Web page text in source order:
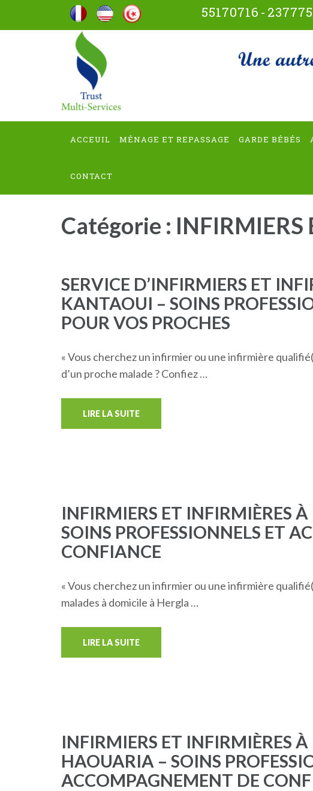
55170716 -
trust-
ACCEUIL MÉNAGE ET REPASSAGE GARDE BÉBÉS
CONTACT
Catégorie : INFIRMIERS
SERVICE D’INFIRMIERS ET
KANTAOUI – SOINS
POUR VOS PROCHES
« Vous cherchez un infirmier ou une infirmière
d’un proche malade ? Confiez …
LIRE LA SUITE
INFIRMIERS ET INFIRMIÈRES
SOINS PROFESSIONNELS ET
CONFIANCE
« Vous cherchez un infirmier ou une infirmière
malades à domicile à Hergla …
LIRE LA SUITE
INFIRMIERS ET INFIRMIÈRES
HAOUARIA – SOINS
ACCOMPAGNEMENT DE